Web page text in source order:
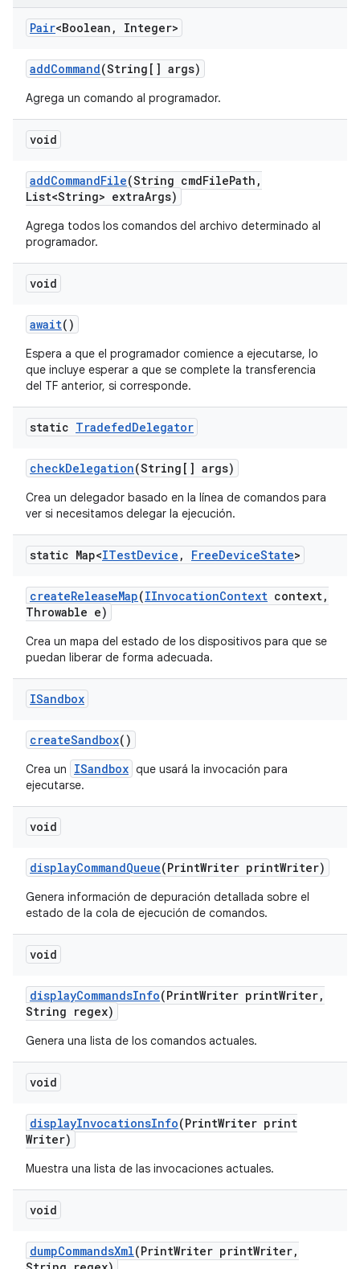
Pair<Boolean , Integer>
addCommand(String[] args)
Agrega un comando al programador.
void
addCommandFile(String cmdFilePath ,
List<String> extraArgs)
Agrega todos los comandos del archivo determinado al
programador.
void
await()
Espera a que el programador comience a ejecutarse, lo
que incluye esperar a que se complete la transferencia
del TF anterior, si corresponde.
static TradefedDelegator
checkDelegation(String[] args)
Crea un delegador basado en la línea de comandos para
ver si necesitamos delegar la ejecución.
static Map<ITestDevice , FreeDeviceState>
createReleaseMap(IInvocationContext context,
Throwable e)
Crea un mapa del estado de los dispositivos para que se
puedan liberar de forma adecuada.
ISandbox
createSandbox()
Crea un ISandbox que usará la invocación para
ejecutarse.
void
displayCommandQueue(PrintWriter printWriter)
Genera información de depuración detallada sobre el
estado de la cola de ejecución de comandos.
void
displayCommandsInfo(PrintWriter printWriter,
String regex)
Genera una lista de los comandos actuales.
void
displayInvocationsInfo(PrintWriter print
Writer)
Muestra una lista de las invocaciones actuales.
void
dumpCommandsXml(PrintWriter printWriter,